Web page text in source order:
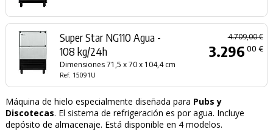
Super Star NG110 Agua -
108 kg/24h
Dimensiones 71,5 x 70 x 104,4 cm
Ref. 15091U
4.709,00 €
3.296 00 €
Máquina de hielo especialmente diseñada para Pubs y
Discotecas. El sistema de refrigeración es por agua. Incluye
depósito de almacenaje. Está disponible en 4 modelos.